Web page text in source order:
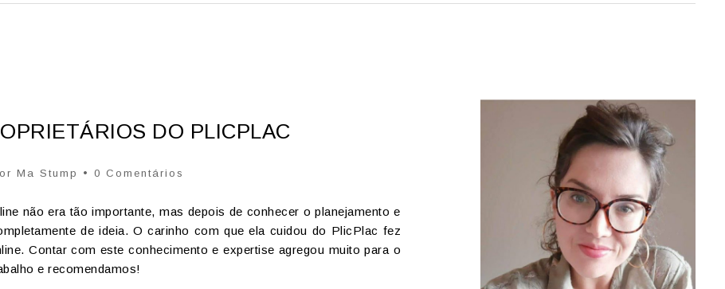
DO PLICPLAC
Ma Stump • 0 Comentários
não era tão importante, mas depois de conhecer o planejamento e
de ideia. O carinho com que ela cuidou do PlicPlac fez
Contar com este conhecimento e expertise agregou muito para o
e recomendamos!